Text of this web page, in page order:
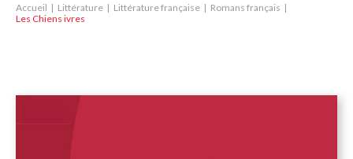
Accueil Littérature Littérature française
Romans français
Les Chiens ivres